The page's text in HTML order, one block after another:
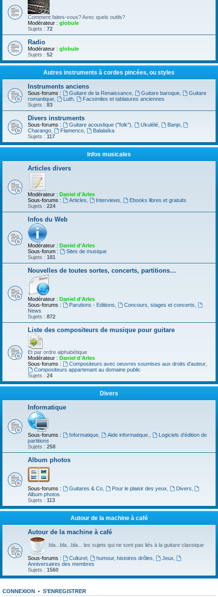
Comment faites-vous? Avec quels outils?
Modérateur : globule
Sujets : 72
Radio
Modérateur : globule
Sujets : 52
Autres instruments à cordes pincées, ou styles
Instruments anciens
Sous-forums : Guitare de la Renaissance, Guitare baroque,
Guitare
romantique
Luth,
Facsimiles et tablatures anciennes
Sujets : 83
Divers instruments
Sous-forums : Guitare acoustique ("folk") Ukulélé, Banjo,
Charango
Flamenco,
Balalaïka
Sujets : 117
Infos musicales
Articles divers
Modérateur : Daniel d'Arles
Sous-forums :
Articles Interviews
Ebooks libres et gratuits
Sujets : 224
Infos du Web
Modérateur : Daniel d'Arles
Sous-forum :
Sites de musique
Sujets : 181
Nouvelles de toutes sortes, concerts, partitions…
Modérateur : Daniel d'Arles
Sous-forums :
Parutions - Editions Concours, stages et concerts
News
Sujets : 872
Liste des compositeurs de musique pour guitare
Et par ordre alphabétique
Modérateur : Daniel d'Arles
Sous-forums :
Compositeurs avec oeuvres soumises aux droits d'auteur,
Compositeurs appartenant au domaine public
Sujets : 24
Divers
Informatique
Sous-forums : Informatique, Aide informatique.
Logiciels d'édition de
partitions
Sujets : 258
Album photos
Sous-forums : Guitares & Co, Pour le plaisir des yeux Divers
Album photos
Sujets : 113
Autour de la machine à café
Autour de la machine à café
bla...bla...bla... les sujets qui ne sont pas liés à la guitare classique
Sous-forums : Culturel, humour, histoires drôles Jeux
Anniversaires des membres
Sujets : 1560
CONNEXION • S’ENREGISTRER